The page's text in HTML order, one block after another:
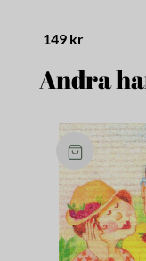
149 kr
Andra